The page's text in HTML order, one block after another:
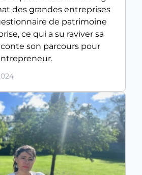
des grandes entreprises
de patrimoine
ce qui a su raviver sa
son parcours pour